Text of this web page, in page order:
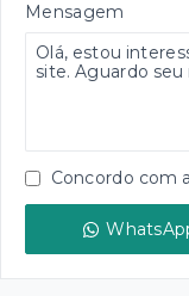
Mensagem
Concordo com a